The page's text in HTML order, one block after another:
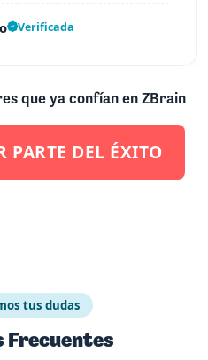
Verificada
que ya confían en ZBrain
PARTE DEL ÉXITO
tus dudas
Frecuentes